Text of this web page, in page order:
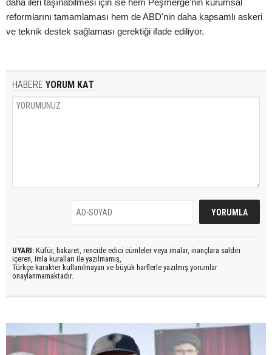
daha ileri taşınabilmesi için ise hem Peşmerge'nin kurumsal
reformlarını tamamlaması hem de ABD'nin daha kapsamlı askeri
ve teknik destek sağlaması gerektiği ifade ediliyor.
HABERE YORUM KAT
UYARI: Küfür, hakaret, rencide edici cümleler veya imalar, inançlara saldırı
içeren, imla kuralları ile yazılmamış,
Türkçe karakter kullanılmayan ve büyük harflerle yazılmış yorumlar
onaylanmamaktadır.